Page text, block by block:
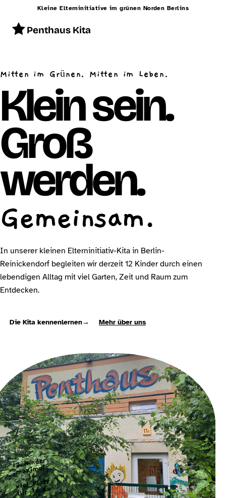
Kleine Elterninitiative im grünen Norden Berlins
Penthaus Kita
Konzept
Betreuung
Alltag
Räumlichkeiten
Essen
Kontakt
Mitten im Grünen. Mitten im Leben.
Klein sein.
Groß
werden.
Gemeinsam.
In unserer kleinen Elterninitiativ-Kita in Berlin-
Reinickendorf begleiten wir derzeit 12 Kinder durch einen
lebendigen Alltag mit viel Garten, Zeit und Raum zum
Entdecken.
Die Kita kennenlernen→ Mehr über uns
12 Kinder
maximal
16
viel Platz
für Ideen